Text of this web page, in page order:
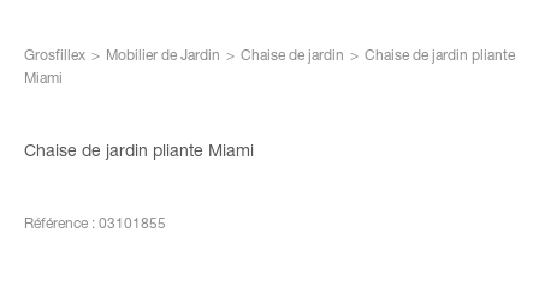
Grosfillex > Mobilier de Jardin > Chaise de jardin > Chaise de jardin pliante
Miami
Chaise de jardin pliante Miami
Référence : 03101855